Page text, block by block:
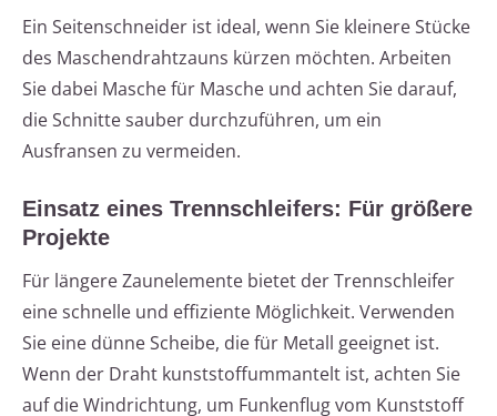
Ein Seitenschneider ist ideal, wenn Sie kleinere Stücke
des Maschendrahtzauns kürzen möchten. Arbeiten
Sie dabei Masche für Masche und achten Sie darauf,
die Schnitte sauber durchzuführen, um ein
Ausfransen zu vermeiden.
Einsatz eines Trennschleifers: Für größere
Projekte
Für längere Zaunelemente bietet der Trennschleifer
eine schnelle und effiziente Möglichkeit. Verwenden
Sie eine dünne Scheibe, die für Metall geeignet ist.
Wenn der Draht kunststoffummantelt ist, achten Sie
auf die Windrichtung, um Funkenflug vom Kunststoff